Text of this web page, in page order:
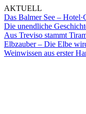
AKTUELL
Das Balmer See –
Die unendliche
Aus Treviso stammt
Elbzauber – Die Elbe
Weinwissen aus erster